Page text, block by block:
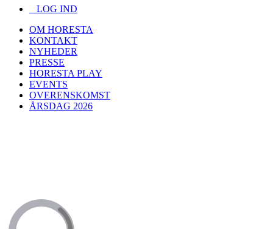
LOG IND
OM HORESTA
KONTAKT
NYHEDER
PRESSE
HORESTA PLAY
EVENTS
OVERENSKOMST
ÅRSDAG 2026